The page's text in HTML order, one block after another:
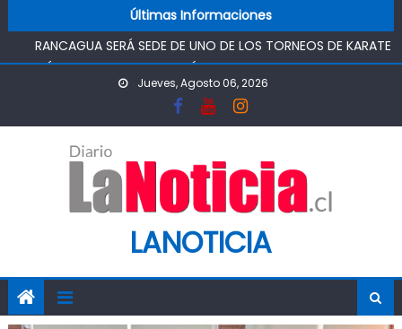
Últimas Informaciones
MÁS IMPORTANTES DEL PAÍS
PRESIDIO, AUTOR DE TRÁFICO DE DROGAS
ASOCIACIÓN JUNG DO KWAN DE RANCAGUA REUNIRÁ A
“CHAO TÓMBOLA”: DIPUTADO OMAR SABAT VOTA A FAVOR
DE PROYECTO QUE BUSCA DEVOLVER EL MÉRITO AL
SISTEMA DE ADMISIÓN ESCOLAR
CHILEATIENDE INAUGURÓ CENTRO DE ATENCIÓN VIRTUAL EN
Jueves, Agosto 06, 2026
LANOTICIA